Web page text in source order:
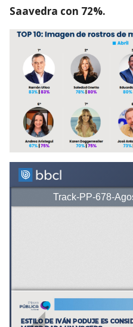
Saavedra con 72%.